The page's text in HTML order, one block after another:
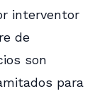
interventor
de
son
para